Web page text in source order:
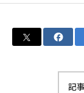
Access
記